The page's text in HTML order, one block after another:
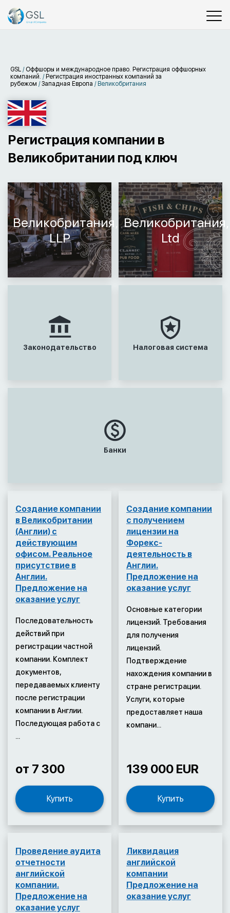
GSL / Оффшоры и международное право. Регистрация оффшорных
компаний. / Регистрация иностранных компаний за
рубежом /Западная Европа / Великобритания
Регистрация компании в
Великобритании под ключ
Великобритания,
LLP
Великобритания,
Ltd
Законодательство Налоговая система
Банки
Создание компании
в Великобритании
(Англии) с
действующим
офисом. Реальное
присутствие в
Англии.
Предложение на
оказание услуг
Последовательность
действий при
регистрации частной
компании. Комплект
документов,
передаваемых клиенту
после регистрации
компании в Англии.
Последующая работа с
...
от 7 300
Купить
Создание компании
с получением
лицензии на
Форекс-
деятельность в
Англии.
Предложение на
оказание услуг
Основные категории
лицензий. Требования
для получения
лицензий.
Подтверждение
нахождения компании в
стране регистрации.
Услуги, которые
предоставляет наша
компани...
139 000 EUR
Купить
Проведение аудита
отчетности
английской
компании.
Предложение на
оказание услуг
Ликвидация
английской
компании
Предложение на
оказание услуг